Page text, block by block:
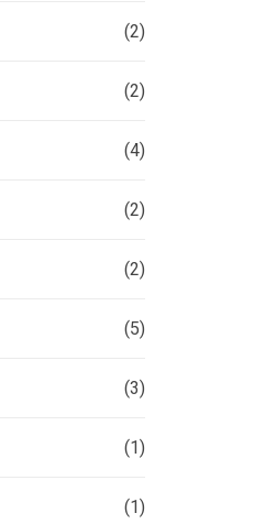
(2)
(2)
(4)
(2)
(2)
(5)
(3)
(1)
(1)